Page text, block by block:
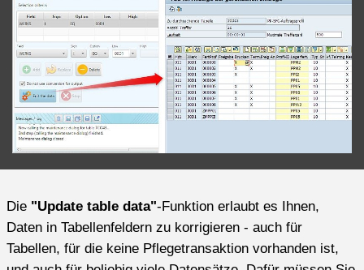
Die "Update table data"-Funktion erlaubt es Ihnen,
Daten in Tabellenfeldern zu korrigieren - auch für
Tabellen, für die keine Pflegetransaktion vorhanden ist,